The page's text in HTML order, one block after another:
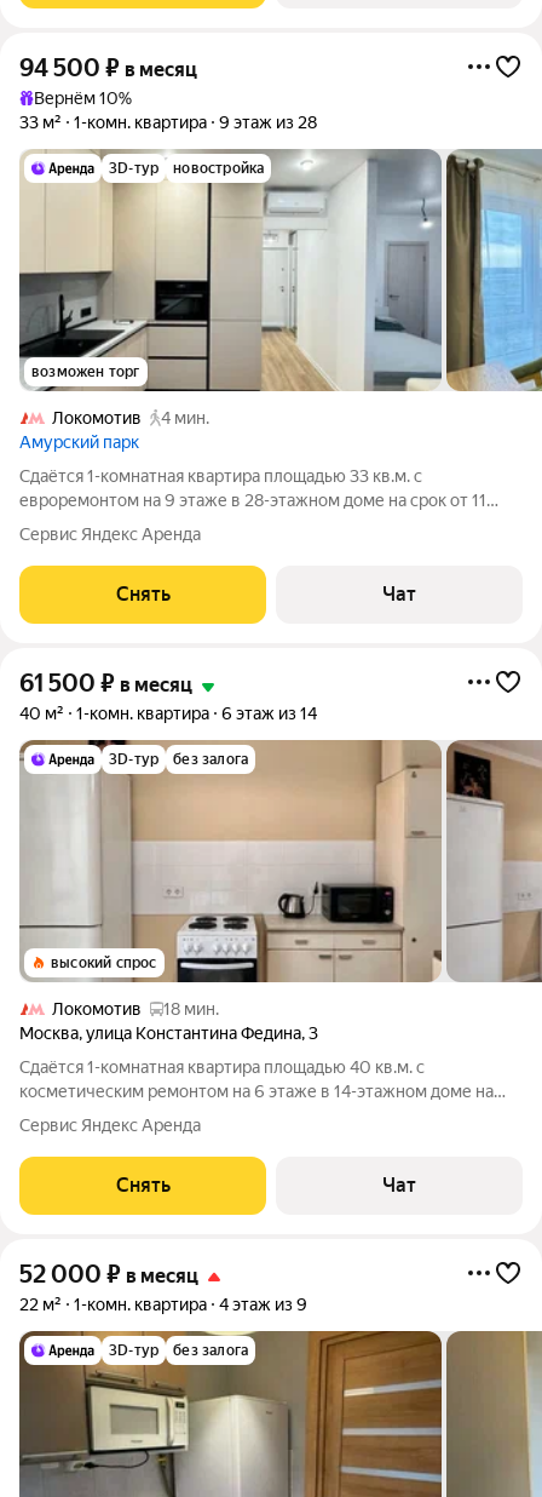
94 500 ₽ в месяц
Вернём 10%
33 м²
1-комн. квартира 9 этаж из 28
3D-тур новостройка
возможен торг
Локомотив
4 мин.
Амурский парк
Сдаётся 1-комнатная квартира площадью 33 кв.м. с
евроремонтом на 9 этаже в 28-этажном доме на срок от 11
месяцев. Из техники есть: Телевизор Духовой шкаф
Стиральная машина Холодильник Посудомоечная машина
Кондиционер Микроволновка Дом -
Сервис Яндекс Аренда
Снять Чат
61 500 ₽ в месяц
40 м² 1-комн. квартира 6 этаж из 14
3D-тур без залога
высокий спрос
Локомотив
18 мин.
Москва,улица Константина Федина,3
Сдаётся 1-комнатная квартира площадью 40 кв.м. с
косметическим ремонтом на 6 этаже в 14-этажном доме на
срок от 11 месяцев. Из техники есть: Телевизор Духовой шкаф
Стиральная машина Холодильник Микроволновка Дом -
монолитный, окна выходят во
Сервис Яндекс Аренда
Снять Чат
52 000 ₽ в месяц
22 м² 1-комн. квартира 4 этаж из 9
3D-тур без залога